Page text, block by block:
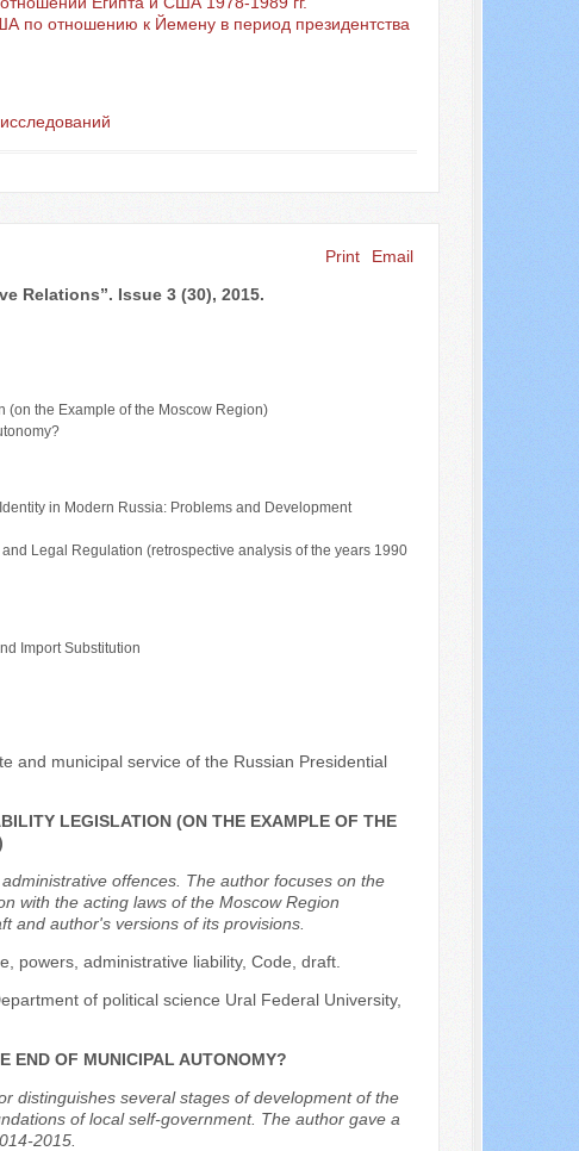
по отношению к Йемену в период президентства
Print
Email
Relations”. Issue 3 (30), 2015.
(on the Example of the Moscow Region)
in Modern Russia: Problems and Development
Legal Regulation (retrospective analysis of the years 1990
Import Substitution
and municipal service of the Russian Presidential
LEGISLATION (ON THE EXAMPLE OF THE
offences. The author focuses on the
with the acting laws of the Moscow Region
and author's versions of its provisions.
powers, administrative liability, Code, draft.
of political science Ural Federal University,
END OF MUNICIPAL AUTONOMY?
distinguishes several stages of development of the
of local self-government. The author gave a
2015.